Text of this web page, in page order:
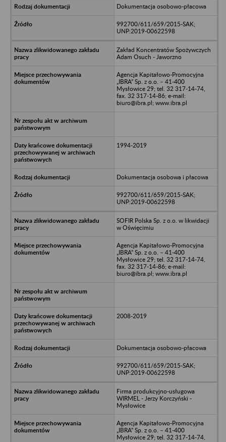
Dokumentacja osobowo-płacowa
992700/611/659/2015-SAK;
UNP:2019-00622598
Zakład Koncentratów Spożywczych
Adam Osuch - Jaworzno
Agencja Kapitałowo-Promocyjna
„IBRA” Sp. z o.o. – 41-400
Mysłowice 29; tel. 32 317-14-74,
fax. 32 317-14-86; e-mail:
biuro@ibra.pl; www.ibra.pl
1994-2019
Dokumentacja osobowa i płacowa
992700/611/659/2015-SAK;
UNP:2019-00622598
SOFIR Polska Sp. z o.o. w likwidacji
w Oświęcimiu
Agencja Kapitałowo-Promocyjna
„IBRA” Sp. z o.o. – 41-400
Mysłowice 29; tel. 32 317-14-74,
fax. 32 317-14-86; e-mail:
biuro@ibra.pl; www.ibra.pl
2008-2019
Dokumentacja osobowo-płacowa
992700/611/659/2015-SAK;
UNP:2019-00622598
Firma produkcyjno-usługowa
WIRMEL - Jerzy Korczyński -
Mysłowice
Agencja Kapitałowo-Promocyjna
„IBRA” Sp. z o.o. – 41-400
Mysłowice 29; tel. 32 317-14-74,